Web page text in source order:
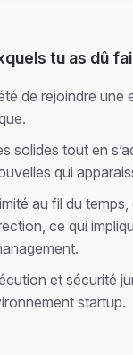
tu as dû
de rejoindre
solides tout en
qui
au fil du
ce qui
et sécurité
startup.